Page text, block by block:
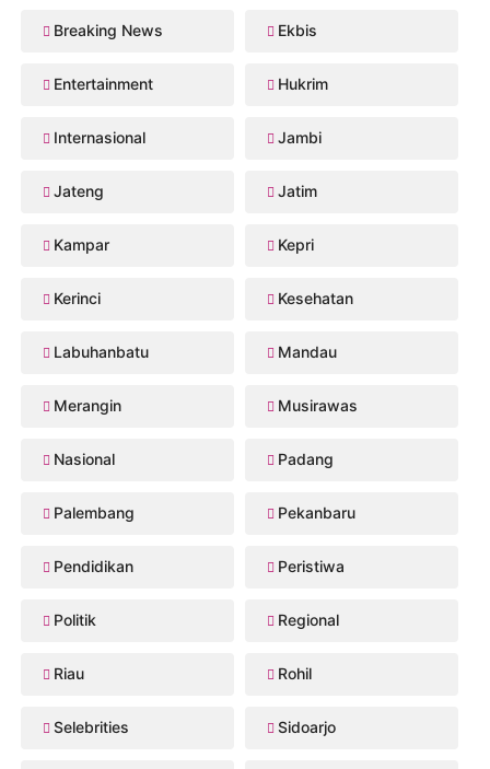
Breaking News Ekbis
Entertainment Hukrim
Internasional Jambi
Jateng Jatim
Kampar Kepri
Kerinci Kesehatan
Labuhanbatu Mandau
Merangin Musirawas
Nasional Padang
Palembang Pekanbaru
Pendidikan Peristiwa
Politik Regional
Riau Rohil
Selebrities Sidoarjo